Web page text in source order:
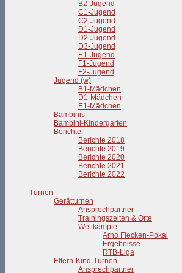
B2-Jugend
C1-Jugend
C2-Jugend
D1-Jugend
D2-Jugend
D3-Jugend
E1-Jugend
F1-Jugend
F2-Jugend
Jugend (w)
B1-Mädchen
D1-Mädchen
E1-Mädchen
Bambinis
Bambini-Kindergarten
Berichte
Berichte 2018
Berichte 2019
Berichte 2020
Berichte 2021
Berichte 2022
Turnen
Gerätturnen
Ansprechpartner
Trainingszeiten & Orte
Wettkämpfe
Arno Flecken-Pokal
Ergebnisse
RTB-Liga
Eltern-Kind-Turnen
Ansprechpartner